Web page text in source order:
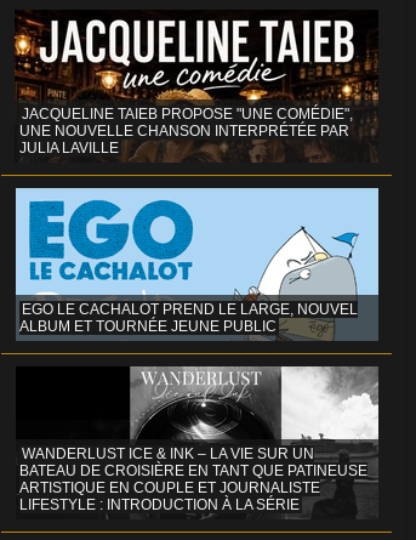
JACQUELINE TAIEB PROPOSE "UNE COMÉDIE",
UNE NOUVELLE CHANSON INTERPRÉTÉE PAR
JULIA LAVILLE
EGO LE CACHALOT PREND LE LARGE, NOUVEL
ALBUM ET TOURNÉE JEUNE PUBLIC
WANDERLUST ICE & INK – LA VIE SUR UN
BATEAU DE CROISIÈRE EN TANT QUE PATINEUSE
ARTISTIQUE EN COUPLE ET JOURNALISTE
LIFESTYLE : INTRODUCTION À LA SÉRIE